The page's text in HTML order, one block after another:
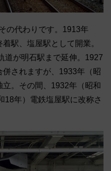
の代わりです。1913年
駅、塩屋駅として開業。
道が明石駅まで延伸。1927
されますが、1933年（昭
。その間、1932年（昭和
18年）電鉄塩屋駅に改称さ